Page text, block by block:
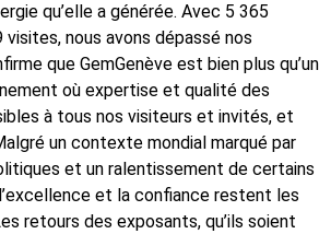
qu’elle a générée. Avec 5 365
nous avons dépassé nos
que GemGenève est bien plus qu’un
où expertise et qualité des
à tous nos visiteurs et invités, et
un contexte mondial marqué par
et un ralentissement de certains
et la confiance restent les
retours des exposants, qu’ils soient